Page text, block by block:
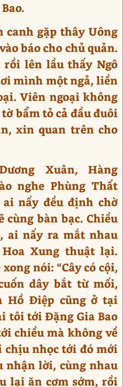
gặp thây Uông
báo cho chủ quản.
rồi lên lầu thấy Ngô
mình một ngả, liền
Viên ngoại không
bẩm tỏ cả đầu đuôi
xin quan trên cho
Xuân, Hàng
nghe Phùng Thất
nấy đều định chờ
cùng bàn bạc. Chiều
ai nấy ra mắt nhau
Xung thuật lại.
nói: “Cây có cội,
dây bắt từ mối,
Hồ Điệp cũng ở tại
tôi tới Đặng Gia Bao
chiều mà không về
chịu nhọc tới đó mới
nhận lời, cùng nhau
lại ăn cơm sớm, rồi